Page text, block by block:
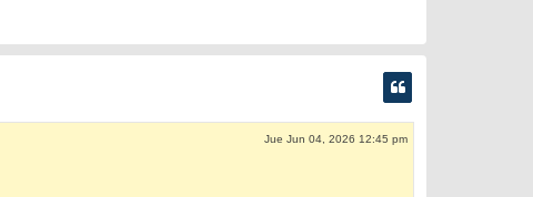
Jue Jun 04, 2026 12:45 pm